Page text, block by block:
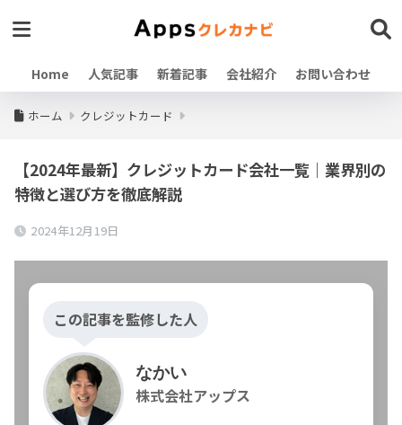
Home 人気記事 新着記事 会社紹介 お問い合わせ
ホーム クレジットカード
【2024年最新】クレジットカード会社一覧｜業界別の
特徴と選び方を徹底解説
2024年12月19日
この記事を監修した人
なかい
株式会社アップス